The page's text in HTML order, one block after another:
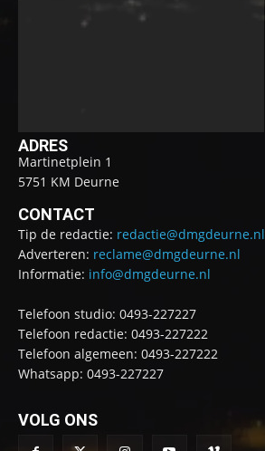
ADRES
Martinetplein 1
5751 KM Deurne
CONTACT
Tip de redactie: redactie@dmgdeurne.nl
Adverteren: reclame@dmgdeurne.nl
Informatie: info@dmgdeurne.nl
Telefoon studio: 0493-227227
Telefoon redactie: 0493-227222
Telefoon algemeen: 0493-227222
Whatsapp: 0493-227227
VOLG ONS